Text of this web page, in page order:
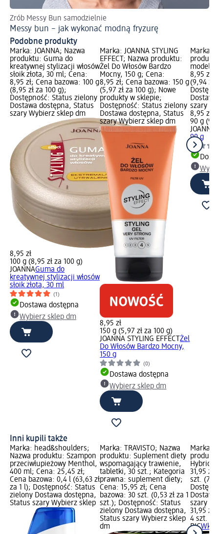
Zrób Messy Bun samodzielnie
Messy bun – jak wykonać modną fryzurę
Podobne produkty
Marka: JOANNA; Nazwa
produktu: Guma do
kreatywnej stylizacji włosów
słoik złota, 30 ml; Cena:
8,95 zł; Cena bazowa: 100 g
(8,95 zł za 100 g);
Dostępność: Status zielony
Dostawa dostępna, Status
szary Wybierz sklep dm
8,95 zł
100 g (8,95 zł za 100 g)
JOANNAGuma do
kreatywnej stylizacji włosów
słoik złota, 30 ml
(1)
Dostawa dostępna
Wybierz sklep dm
Marka: JOANNA STYLING
EFFECT; Nazwa produktu:
Żel Do Włosów Bardzo
Mocny, 150 g; Cena:
8,95 zł; Cena bazowa: 150 g
(5,97 zł za 100 g); Nowe
produkty w sklepie;
Dostępność: Status zielony
Dostawa dostępna, Status
szary Wybierz sklep dm
8,95 zł
150 g (5,97 zł za 100 g)
JOANNA STYLING EFFECTŻel
Do Włosów Bardzo Mocny,
150 g
(0)
Dostawa dostępna
Wybierz sklep dm
Marka:
8,95 zł;
(9,94 zł
szary
8,95 zł
90 g
JOANNA
90 g
Inni kupili także
Marka: head&shoulders;
Nazwa produktu: Szampon
przeciwłupieżowy Menthol,
400 ml; Cena: 25,45 zł;
Cena bazowa: 0,4 l (63,63 zł
za 1 l); Dostępność: Status
zielony Dostawa dostępna,
Status szary Wybierz sklep
Marka: TRAVISTO; Nazwa
produktu: Suplement diety
wspomagający trawienie,
tabletki, 30 szt.; Kategoria
prawna: suplement diety;
Cena: 15,95 zł; Cena
bazowa: 30 szt. (0,53 zł za 1
szt.); Dostępność: Status
zielony Dostawa dostępna,
Status szary Wybierz sklep
dm
Marka:
Hybrid,
31,95
szt.
szary
31,95 zł
4 szt.
BIC